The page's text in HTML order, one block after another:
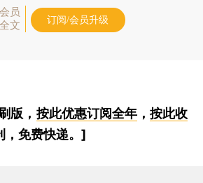
员
文
订阅/会员升级
版， 按此优惠订阅全年， 按此收
，免费快递。]